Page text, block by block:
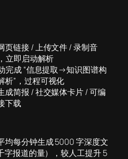
页链接 / 上传文件 / 录制音
立即启动解析
完成 “信息提取→知识图谱构
”，过程可视化
成简报 / 社交媒体卡片 / 可编
下载
均每分钟生成 5000 字深度文
字报道的量），较人工提升 5